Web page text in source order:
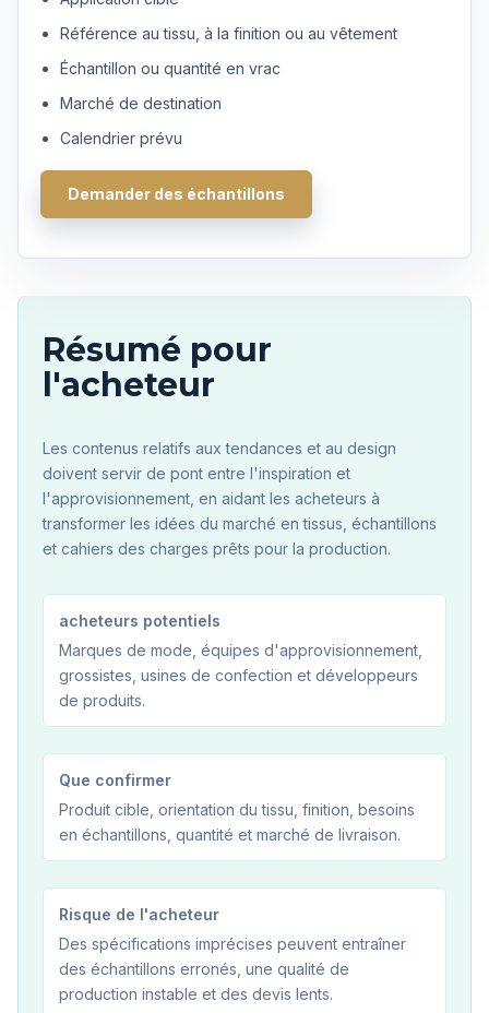
Résumé pour
l'acheteur
Les contenus relatifs aux tendances et au design
doivent servir de pont entre l'inspiration et
l'approvisionnement, en aidant les acheteurs à
transformer les idées du marché en tissus, échantillons
et cahiers des charges prêts pour la production.
acheteurs potentiels
Marques de mode, équipes d'approvisionnement,
grossistes, usines de confection et développeurs
de produits.
Que confirmer
Produit cible, orientation du tissu, finition, besoins
en échantillons, quantité et marché de livraison.
Risque de l'acheteur
Des spécifications imprécises peuvent entraîner
des échantillons erronés, une qualité de
production instable et des devis lents.
Référence au tissu, à la finition ou au vêtement
Échantillon ou quantité en vrac
Marché de destination
Calendrier prévu
Demander des échantillons